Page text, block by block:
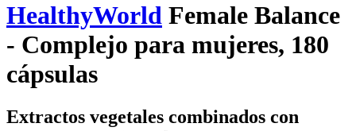
HealthyWorld Female Balance
- Complejo para mujeres, 180
cápsulas
Extractos vegetales combinados con